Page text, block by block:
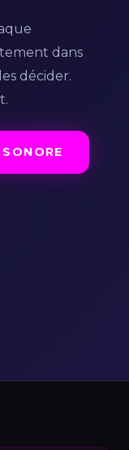
dans
décider.